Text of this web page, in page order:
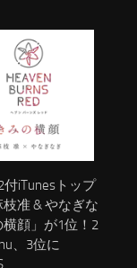
iTunesトップ
准 & やなぎな
横顔」が1位！2
、3位に